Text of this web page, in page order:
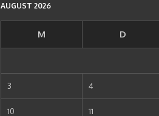
AUGUST 2026
M D
3 4
10 11